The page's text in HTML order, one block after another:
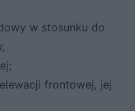
w stosunku do
frontowej, jej